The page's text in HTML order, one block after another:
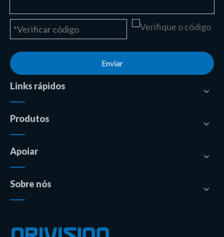
Enviar
Links rápidos
Produtos
Apoiar
Sobre nós